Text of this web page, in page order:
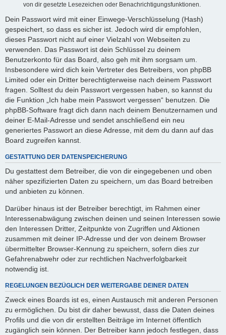
von dir gesetzte Lesezeichen oder Benachrichtigungsfunktionen.
Dein Passwort wird mit einer Einwege-Verschlüsselung (Hash)
gespeichert, so dass es sicher ist. Jedoch wird dir empfohlen,
dieses Passwort nicht auf einer Vielzahl von Webseiten zu
verwenden. Das Passwort ist dein Schlüssel zu deinem
Benutzerkonto für das Board, also geh mit ihm sorgsam um.
Insbesondere wird dich kein Vertreter des Betreibers, von phpBB
Limited oder ein Dritter berechtigterweise nach deinem Passwort
fragen. Solltest du dein Passwort vergessen haben, so kannst du
die Funktion „Ich habe mein Passwort vergessen“ benutzen. Die
phpBB-Software fragt dich dann nach deinem Benutzernamen und
deiner E-Mail-Adresse und sendet anschließend ein neu
generiertes Passwort an diese Adresse, mit dem du dann auf das
Board zugreifen kannst.
GESTATTUNG DER DATENSPEICHERUNG
Du gestattest dem Betreiber, die von dir eingegebenen und oben
näher spezifizierten Daten zu speichern, um das Board betreiben
und anbieten zu können.
Darüber hinaus ist der Betreiber berechtigt, im Rahmen einer
Interessenabwägung zwischen deinen und seinen Interessen sowie
den Interessen Dritter, Zeitpunkte von Zugriffen und Aktionen
zusammen mit deiner IP-Adresse und der von deinem Browser
übermittelter Browser-Kennung zu speichern, sofern dies zur
Gefahrenabwehr oder zur rechtlichen Nachverfolgbarkeit
notwendig ist.
REGELUNGEN BEZÜGLICH DER WEITERGABE DEINER DATEN
Zweck eines Boards ist es, einen Austausch mit anderen Personen
zu ermöglichen. Du bist dir daher bewusst, dass die Daten deines
Profils und die von dir erstellten Beiträge im Internet öffentlich
zugänglich sein können. Der Betreiber kann jedoch festlegen, dass